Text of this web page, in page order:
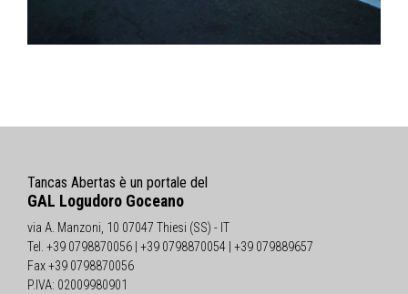
Tancas Abertas è un portale del
GAL Logudoro Goceano
via A. Manzoni, 10 07047 Thiesi (SS) - IT
Tel. +39 0798870056 | +39 0798870054 | +39 079889657
Fax +39 0798870056
P.IVA: 02009980901